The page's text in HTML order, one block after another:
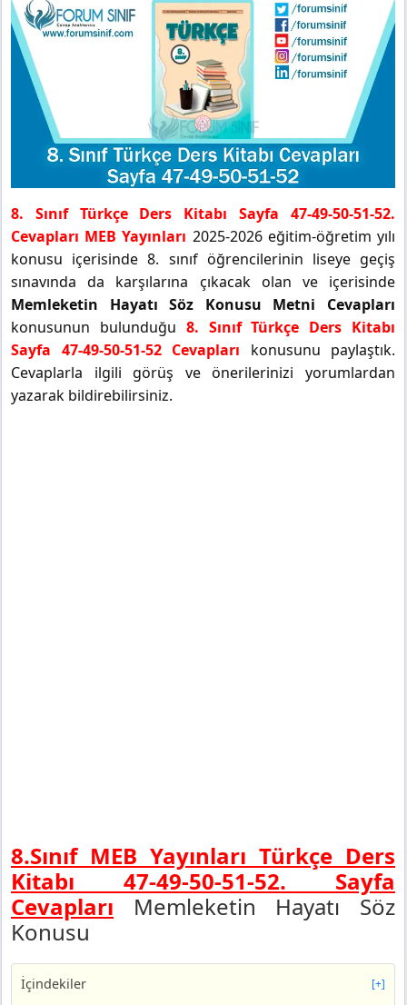
8. Sınıf Türkçe Ders Kitabı Sayfa 47-49-50-51-52.
Cevapları MEB Yayınları 2025-2026 eğitim-öğretim yılı
konusu içerisinde 8. sınıf öğrencilerinin liseye geçiş
sınavında da karşılarına çıkacak olan ve içerisinde
Memleketin Hayatı Söz Konusu Metni Cevapları
konusunun bulunduğu 8. Sınıf Türkçe Ders Kitabı
Sayfa 47-49-50-51-52 Cevapları konusunu paylaştık.
Cevaplarla ilgili görüş ve önerilerinizi yorumlardan
yazarak bildirebilirsiniz.
8.Sınıf MEB Yayınları Türkçe Ders
Kitabı 47-49-50-51-52. Sayfa
Cevapları Memleketin Hayatı Söz
Konusu
İçindekiler [+]